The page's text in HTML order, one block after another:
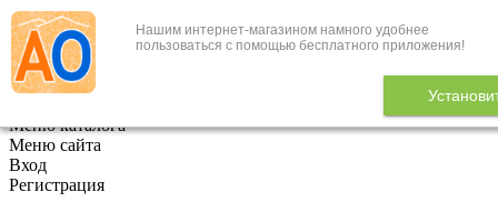
Нашим интернет-магазином намного удобнее
пользоваться с помощью бесплатного приложения!
+7 (495) 646-888-1
В корзине 0
Меню каталога
Меню сайта
Вход
Регистрация